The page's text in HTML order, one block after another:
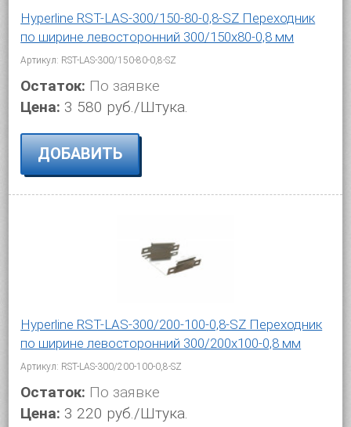
Hyperline RST-LAS-300/150-80-0,8-SZ Переходник
по ширине левосторонний 300/150x80-0,8 мм
Артикул: RST-LAS-300/150-80-0,8-SZ
Остаток: По заявке
Цена: 3 580 руб./Штука.
ДОБАВИТЬ
Hyperline RST-LAS-300/200-100-0,8-SZ Переходник
по ширине левосторонний 300/200x100-0,8 мм
Артикул: RST-LAS-300/200-100-0,8-SZ
Остаток: По заявке
Цена: 3 220 руб./Штука.